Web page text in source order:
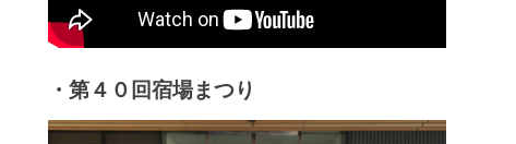
・第４０回宿場まつり